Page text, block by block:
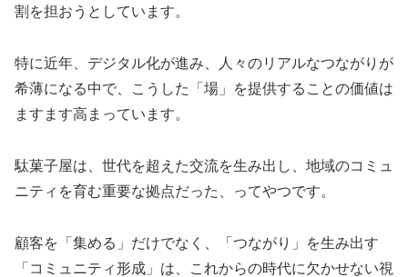
割を担おうとしています。
特に近年、デジタル化が進み、人々のリアルなつながりが
希薄になる中で、こうした「場」を提供することの価値は
ますます高まっています。
駄菓子屋は、世代を超えた交流を生み出し、地域のコミュ
ニティを育む重要な拠点だった、ってやつです。
顧客を「集める」だけでなく、「つながり」を生み出す
「コミュニティ形成」は、これからの時代に欠かせない視